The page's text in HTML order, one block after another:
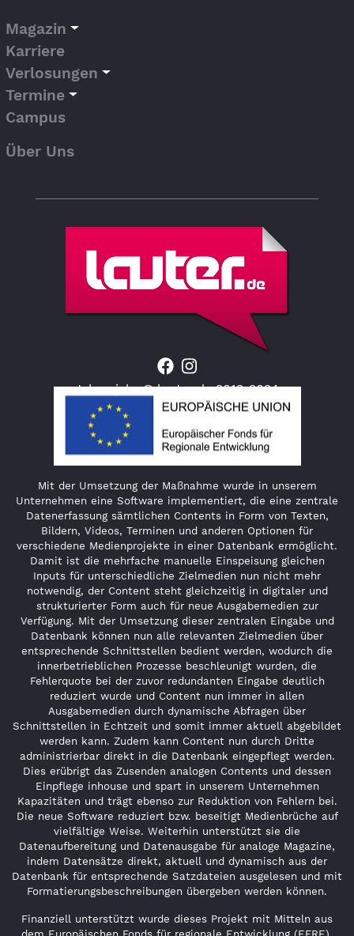
Magazin
Karriere
Verlosungen
Termine
Campus
Über Uns
Jahresjahr © lauter.de 2012-2024
Mit der Umsetzung der Maßnahme wurde in unserem
Unternehmen eine Software implementiert, die eine zentrale
Datenerfassung sämtlichen Contents in Form von Texten,
Bildern, Videos, Terminen und anderen Optionen für
verschiedene Medienprojekte in einer Datenbank ermöglicht.
Damit ist die mehrfache manuelle Einspeisung gleichen
Inputs für unterschiedliche Zielmedien nun nicht mehr
notwendig, der Content steht gleichzeitig in digitaler und
strukturierter Form auch für neue Ausgabemedien zur
Verfügung. Mit der Umsetzung dieser zentralen Eingabe und
Datenbank können nun alle relevanten Zielmedien über
entsprechende Schnittstellen bedient werden, wodurch die
innerbetrieblichen Prozesse beschleunigt wurden, die
Fehlerquote bei der zuvor redundanten Eingabe deutlich
reduziert wurde und Content nun immer in allen
Ausgabemedien durch dynamische Abfragen über
Schnittstellen in Echtzeit und somit immer aktuell abgebildet
werden kann. Zudem kann Content nun durch Dritte
administrierbar direkt in die Datenbank eingepflegt werden.
Dies erübrigt das Zusenden analogen Contents und dessen
Einpflege inhouse und spart in unserem Unternehmen
Kapazitäten und trägt ebenso zur Reduktion von Fehlern bei.
Die neue Software reduziert bzw. beseitigt Medienbrüche auf
vielfältige Weise. Weiterhin unterstützt sie die
Datenaufbereitung und Datenausgabe für analoge Magazine,
indem Datensätze direkt, aktuell und dynamisch aus der
Datenbank für entsprechende Satzdateien ausgelesen und mit
Formatierungsbeschreibungen übergeben werden können.
Finanziell unterstützt wurde dieses Projekt mit Mitteln aus